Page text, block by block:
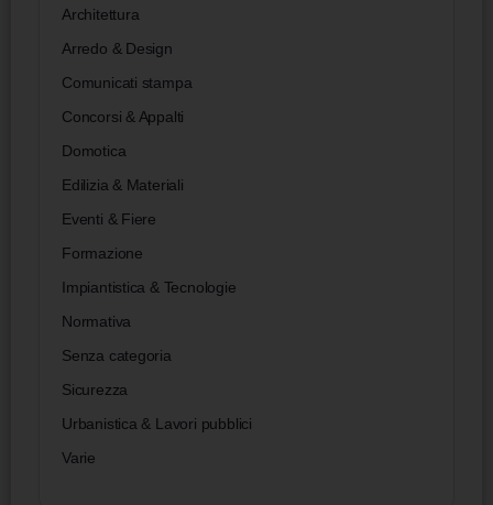
Architettura
Arredo & Design
Comunicati stampa
Concorsi & Appalti
Domotica
Edilizia & Materiali
Eventi & Fiere
Formazione
Impiantistica & Tecnologie
Normativa
Senza categoria
Sicurezza
Urbanistica & Lavori pubblici
Varie